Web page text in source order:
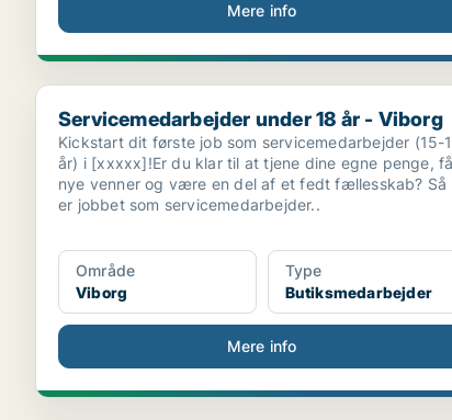
Mere info
Servicemedarbejder under 18 år - Viborg
Servicemedarbejder under 18 år - Viborg
Kickstart dit første job som servicemedarbejder (15-
år) i [xxxxx]!Er du klar til at tjene dine egne penge, få
nye venner og være en del af et fedt fællesskab? Så
er jobbet som servicemedarbejder..
Område
Viborg
Type
Butiksmedarbejder
Mere info